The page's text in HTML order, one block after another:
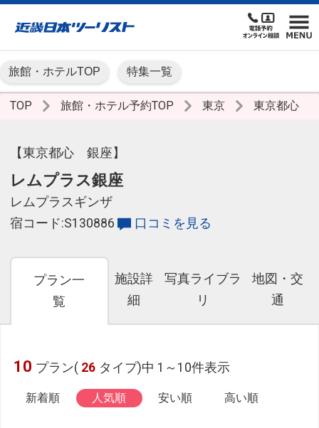
旅館・ホテルTOP 特集一覧
TOP 旅館・ホテル予約TOP 東京 東京都心
【東京都心 銀座】
レムプラス銀座
レムプラスギンザ
宿コード:S130886
口コミを見る
プラン一
覧
施設詳
細
写真ライブラ
リ
地図・交
通
10 プラン( 26 タイプ)中 1～10件表示
新着順 人気順 安い順 高い順